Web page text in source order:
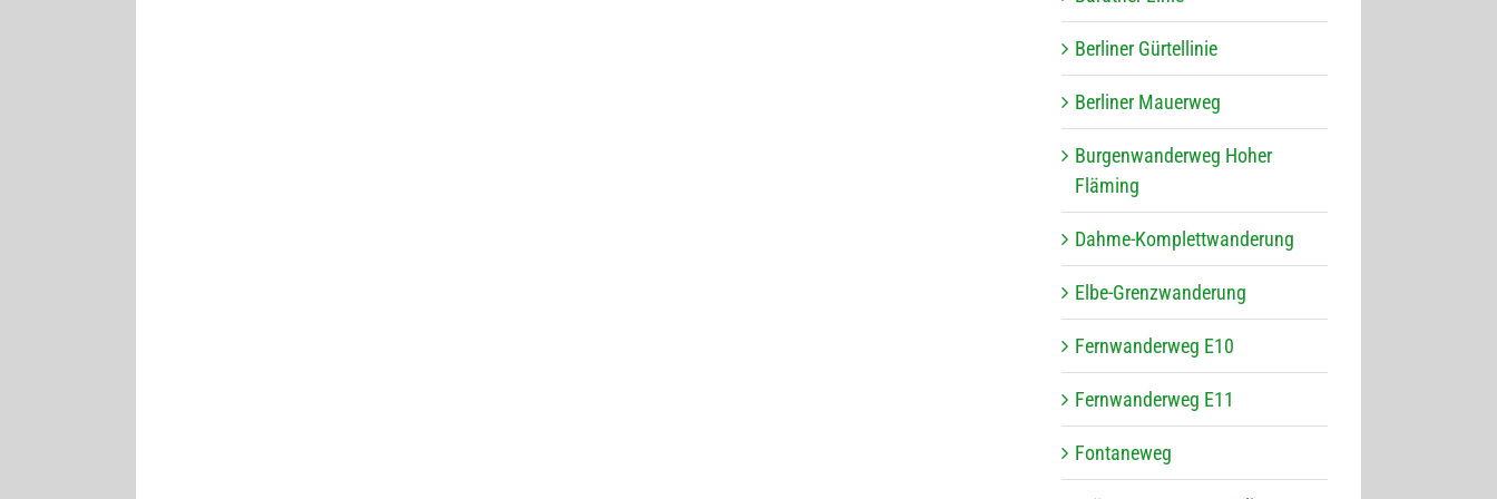
Ber­li­ner Gürtellinie
Ber­li­ner Mauerweg
Bur­gen­wan­der­weg Hoher
Fläming
Dahme-Kom­plett­wan­de­rung
Elbe-Grenz­wan­de­rung
Fern­wan­der­weg E10
Fern­wan­der­weg E11
Fon­ta­ne­weg